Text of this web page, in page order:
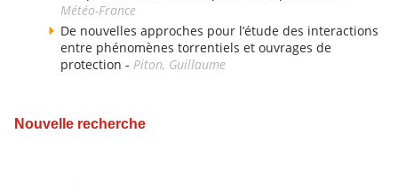
Météo-France
De nouvelles approches pour l’étude des interactions
entre phénomènes torrentiels et ouvrages de
protection - Piton, Guillaume
Nouvelle recherche